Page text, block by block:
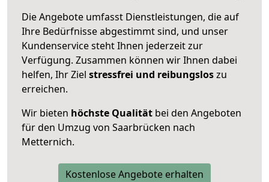
Die Angebote umfasst Dienstleistungen, die auf
Ihre Bedürfnisse abgestimmt sind, und unser
Kundenservice steht Ihnen jederzeit zur
Verfügung. Zusammen können wir Ihnen dabei
helfen, Ihr Ziel stressfrei und reibungsloszu
erreichen.
Wir bieten höchste Qualität bei den Angeboten
für den Umzug von Saarbrücken nach
Metternich.
Kostenlose Angebote erhalten